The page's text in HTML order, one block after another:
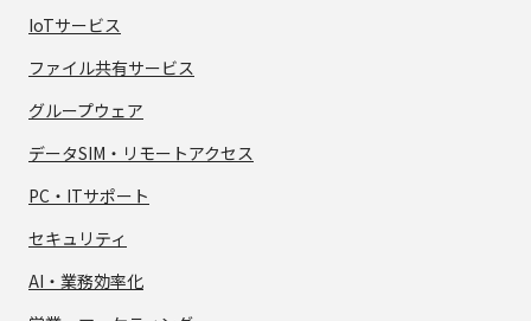
IoTサービス
ファイル共有サービス
グループウェア
データSIM・ リモートアクセス
PC・ITサポート
セキュリティ
AI・業務効率化